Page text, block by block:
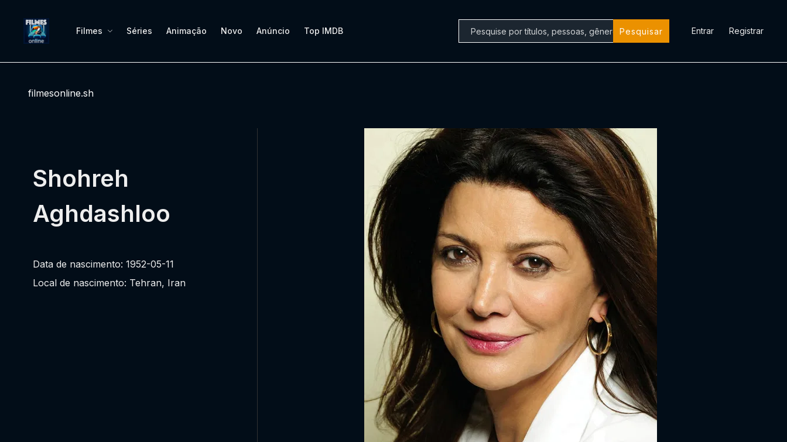
Filmes Séries Animação Novo Anúncio Top IMDB Pesquisar Entrar Registrar
filmesonline.sh
Shohreh
Aghdashloo
Data de nascimento: 1952-05-11
Local de nascimento: Tehran, Iran